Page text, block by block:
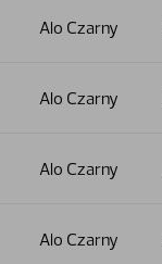
Alo Czarny
Alo Czarny
Alo Czarny
Alo Czarny